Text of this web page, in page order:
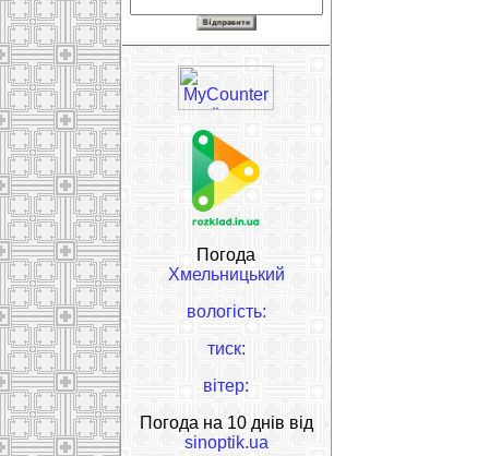
Погода
Хмельницький
вологість:
тиск:
вітер:
Погода на 10 днів від
sinoptik.ua